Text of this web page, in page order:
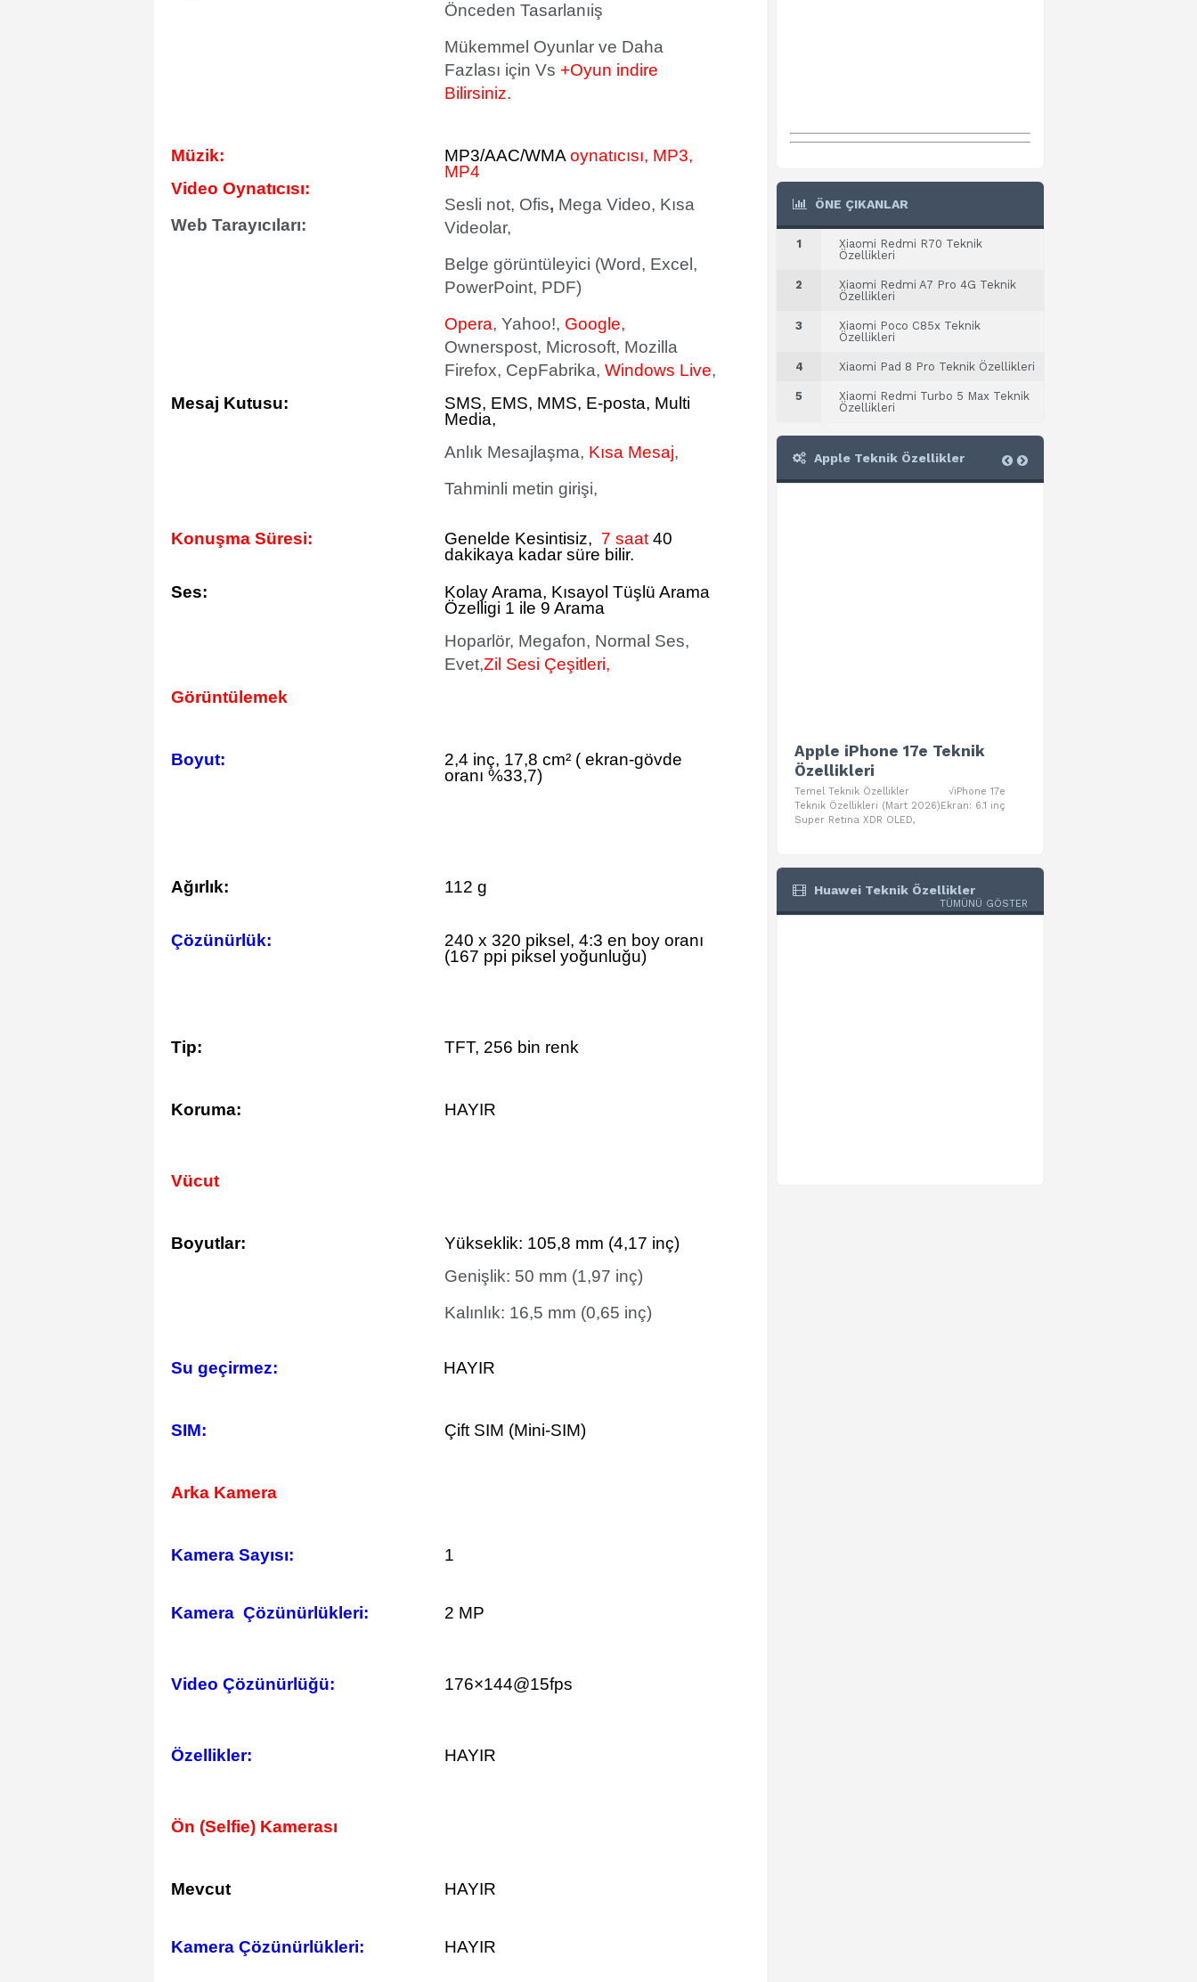
Önceden Tasarlanıiş
Mükemmel Oyunlar ve Daha
Fazlası için Vs +Oyun indire
Bilirsiniz.
Müzik:
Video Oynatıcısı:
Web Tarayıcıları:
MP3/AAC/WMA oynatıcısı, MP3,
MP4
Sesli not, Ofis, Mega Video, Kısa
Videolar,
Belge görüntüleyici (Word, Excel,
PowerPoint, PDF)
Opera, Yahoo!, Google,
Ownerspost, Microsoft, Mozilla
Firefox, CepFabrika, Windows Live,
Mesaj Kutusu:
SMS, EMS, MMS, E-posta, Multi
Media,
Anlık Mesajlaşma, Kısa Mesaj,
Tahminli metin girişi,
Konuşma Süresi: Genelde Kesintisiz, 7 saat 40
dakikaya kadar süre bilir.
Ses:
Kolay Arama, Kısayol Tüşlü Arama
Özelligi 1 ile 9 Arama
Hoparlör, Megafon, Normal Ses,
Evet,Zil Sesi Çeşitleri,
Görüntülemek
Boyut: 2,4 inç, 17,8 cm² ( ekran-gövde
oranı %33,7)
Ağırlık: 112 g
Çözünürlük:
240 x 320 piksel, 4:3 en boy oranı
(167 ppi piksel yoğunluğu)
Tip: TFT, 256 bin renk
Koruma: HAYIR
Vücut
Boyutlar: Yükseklik: 105,8 mm (4,17 inç)
Genişlik: 50 mm (1,97 inç)
Kalınlık: 16,5 mm (0,65 inç)
Su geçirmez: HAYIR
SIM: Çift SIM (Mini-SIM)
Arka Kamera
Kamera Sayısı: 1
Kamera Çözünürlükleri: 2 MP
Video Çözünürlüğü: 176×144@15fps
Özellikler: HAYIR
Ön (Selfie) Kamerası
Mevcut HAYIR
Kamera Çözünürlükleri: HAYIR
ÖNE ÇIKANLAR
1
Xiaomi Redmi R70 Teknik
Özellikleri
2
Xiaomi Redmi A7 Pro 4G Teknik
Özellikleri
3
Xiaomi Poco C85x Teknik
Özellikleri
4 Xiaomi Pad 8 Pro Teknik Özellikleri
5
Xiaomi Redmi Turbo 5 Max Teknik
Özellikleri
Apple Teknik Özellikler
Apple iPhone 17e Teknik
Özellikleri
Temel Teknik Özellikler √iPhone 17e
Teknik Özellikleri (Mart 2026)Ekran: 6.1 inç
Super Retina XDR OLED,
Huawei Teknik Özellikler
TÜMÜNÜ GÖSTER